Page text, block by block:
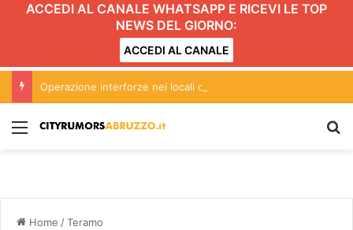
ACCEDI AL CANALE WHATSAPP E RICEVI LE TOP
NEWS DEL GIORNO:
ACCEDI AL CANALE
Menu
Home /Teramo